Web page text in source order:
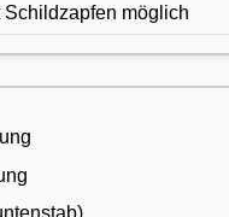
Schildzapfen möglich